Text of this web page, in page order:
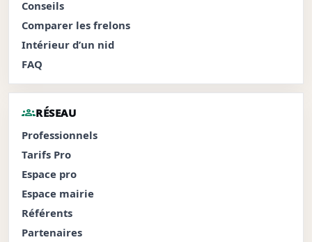
Conseils
Comparer les frelons
Intérieur d’un nid
FAQ
groupsRÉSEAU
Professionnels
Tarifs Pro
Espace pro
Espace mairie
Référents
Partenaires